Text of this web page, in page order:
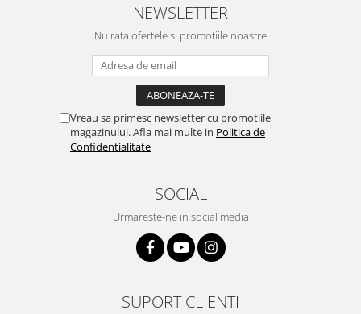
NEWSLETTER
Nu rata ofertele si promotiile noastre
Vreau sa primesc newsletter cu promotiile
magazinului. Afla mai multe in Politica de
Confidentialitate
SOCIAL
Urmareste-ne in social media
SUPORT CLIENTI